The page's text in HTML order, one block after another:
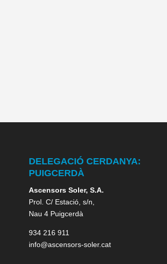
DELEGACIÓ CERDANYA:
PUIGCERDÀ
Ascensors Soler, S.A.
Prol. C/ Estació, s/n,
Nau 4 Puigcerdà
934 216 911
info@ascensors-soler.cat